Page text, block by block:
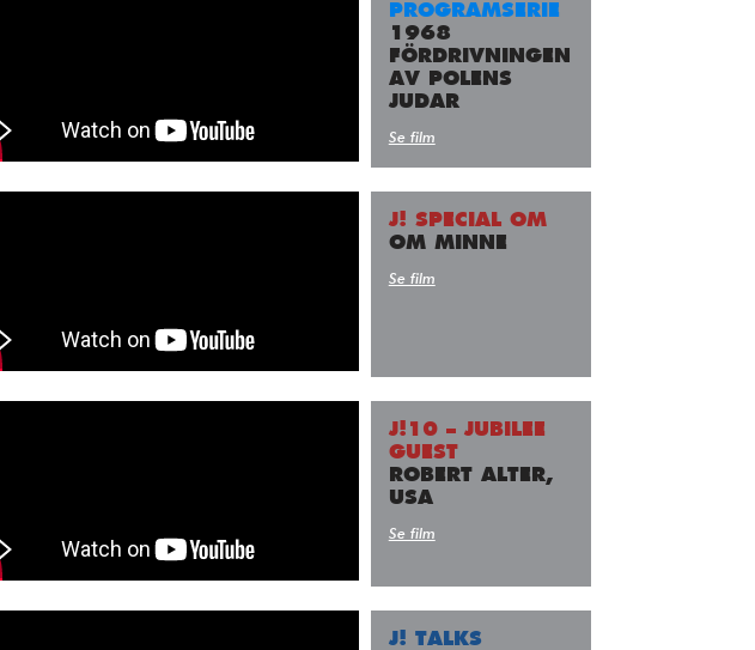
PROGRAMSERIE
1968
FÖRDRIVNINGEN
AV POLENS
JUDAR
Se film
J! SPECIAL OM
OM MINNE
Se film
J!10 – JUBILEE
GUEST
ROBERT ALTER,
USA
Se film
J! TALKS